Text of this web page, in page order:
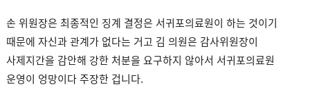
손 위원장은 최종적인 징계 결정은 서귀포의료원이 하는 것이기
때문에 자신과 관계가 없다는 거고 김 의원은 감사위원장이
사제지간을 감안해 강한 처분을 요구하지 않아서 서귀포의료원
운영이 엉망이다 주장한 겁니다.